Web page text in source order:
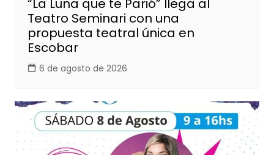
“La Luna que te Parió” llega al
Teatro Seminari con una
propuesta teatral única en
Escobar
6 de agosto de 2026